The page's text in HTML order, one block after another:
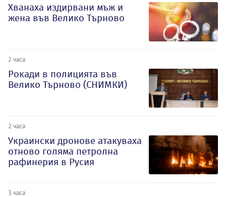
Хванаха издирвани мъж и
жена във Велико Търново
2 часа
Рокади в полицията във
Велико Търново (СНИМКИ)
2 часа
Украински дронове атакуваха
отново голяма петролна
рафинерия в Русия
3 часа